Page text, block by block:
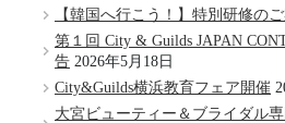
【韓国へ行こう！】特別研修の
第１回 City & Guilds JAPAN
告 2026年5月18日
City&Guilds横浜教育フェア開催
大宮ビューティー＆ブライダル